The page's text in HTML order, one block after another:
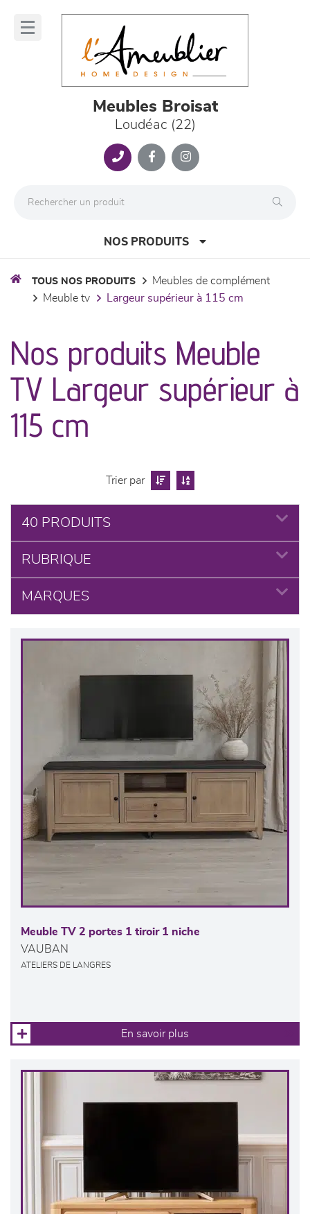
Meubles Broisat
Loudéac (22)
NOS PRODUITS
séjours
meubles de complément
chambres et dressing
décoration
TOUS NOS PRODUITS
meubles de complément
meuble tv
largeur supérieur à 115 cm
Nos produits Meuble
TV Largeur supérieur à
115 cm
Trier par
40 PRODUITS
RUBRIQUE
MARQUES
Meuble TV 2 portes 1 tiroir 1 niche
VAUBAN
ATELIERS DE LANGRES
En savoir plus